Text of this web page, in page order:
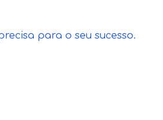
para o seu sucesso.